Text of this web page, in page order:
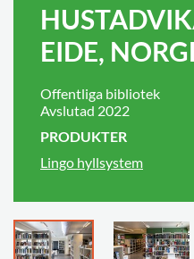
EIDE,
Offentliga bibliotek
Avslutad 2022
PRODUKTER
Lingo hyllsystem